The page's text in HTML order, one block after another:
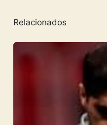
Relacionados